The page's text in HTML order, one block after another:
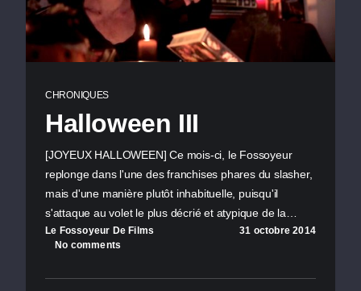
CHRONIQUES
Halloween III
[JOYEUX HALLOWEEN] Ce mois-ci, le Fossoyeur
replonge dans l'une des franchises phares du slasher,
mais d'une manière plutôt inhabituelle, puisqu'il
s'attaque au volet le plus décrié et atypique de la…
Le Fossoyeur De Films
31 octobre 2014
No comments